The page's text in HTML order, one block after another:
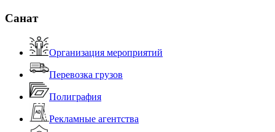
Санат
Организация мероприятий
Перевозка грузов
Полиграфия
Рекламные агентства